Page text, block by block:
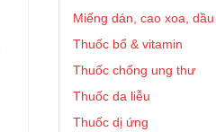
Miếng dán, cao xoa, dầu
Thuốc bổ & vitamin
Thuốc chống ung thư
Thuốc da liễu
Thuốc dị ứng